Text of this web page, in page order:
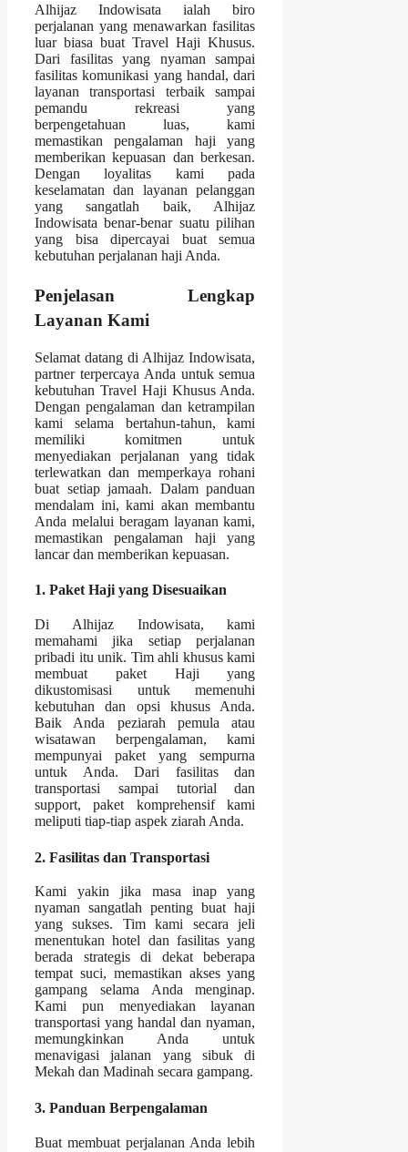
Alhijaz Indowisata ialah biro
perjalanan yang menawarkan fasilitas
luar biasa buat Travel Haji Khusus.
Dari fasilitas yang nyaman sampai
fasilitas komunikasi yang handal, dari
layanan transportasi terbaik sampai
pemandu rekreasi yang
berpengetahuan luas, kami
memastikan pengalaman haji yang
memberikan kepuasan dan berkesan.
Dengan loyalitas kami pada
keselamatan dan layanan pelanggan
yang sangatlah baik, Alhijaz
Indowisata benar-benar suatu pilihan
yang bisa dipercayai buat semua
kebutuhan perjalanan haji Anda.
Penjelasan Lengkap
Layanan Kami
Selamat datang di Alhijaz Indowisata,
partner terpercaya Anda untuk semua
kebutuhan Travel Haji Khusus Anda.
Dengan pengalaman dan ketrampilan
kami selama bertahun-tahun, kami
memiliki komitmen untuk
menyediakan perjalanan yang tidak
terlewatkan dan memperkaya rohani
buat setiap jamaah. Dalam panduan
mendalam ini, kami akan membantu
Anda melalui beragam layanan kami,
memastikan pengalaman haji yang
lancar dan memberikan kepuasan.
1. Paket Haji yang Disesuaikan
Di Alhijaz Indowisata, kami
memahami jika setiap perjalanan
pribadi itu unik. Tim ahli khusus kami
membuat paket Haji yang
dikustomisasi untuk memenuhi
kebutuhan dan opsi khusus Anda.
Baik Anda peziarah pemula atau
wisatawan berpengalaman, kami
mempunyai paket yang sempurna
untuk Anda. Dari fasilitas dan
transportasi sampai tutorial dan
support, paket komprehensif kami
meliputi tiap-tiap aspek ziarah Anda.
2. Fasilitas dan Transportasi
Kami yakin jika masa inap yang
nyaman sangatlah penting buat haji
yang sukses. Tim kami secara jeli
menentukan hotel dan fasilitas yang
berada strategis di dekat beberapa
tempat suci, memastikan akses yang
gampang selama Anda menginap.
Kami pun menyediakan layanan
transportasi yang handal dan nyaman,
memungkinkan Anda untuk
menavigasi jalanan yang sibuk di
Mekah dan Madinah secara gampang.
3. Panduan Berpengalaman
Buat membuat perjalanan Anda lebih